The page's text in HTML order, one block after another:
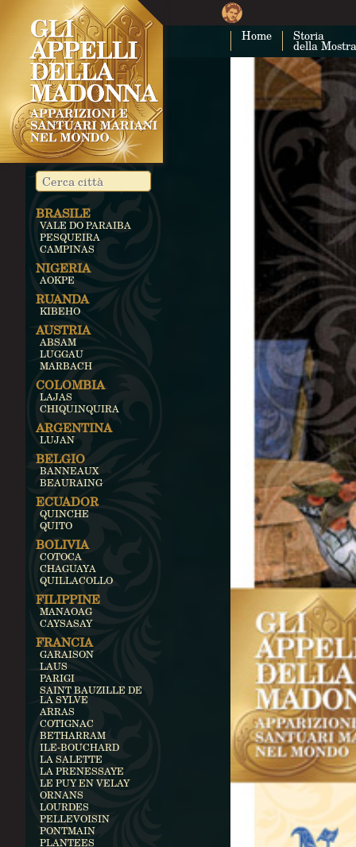
Home Storia
della Mostra
BRASILE
VALE DO PARAIBA
PESQUEIRA
CAMPINAS
NIGERIA
AOKPE
RUANDA
KIBEHO
AUSTRIA
ABSAM
LUGGAU
MARBACH
COLOMBIA
LAJAS
CHIQUINQUIRA
ARGENTINA
LUJAN
BELGIO
BANNEAUX
BEAURAING
ECUADOR
QUINCHE
QUITO
BOLIVIA
COTOCA
CHAGUAYA
QUILLACOLLO
FILIPPINE
MANAOAG
CAYSASAY
FRANCIA
GARAISON
LAUS
PARIGI
SAINT BAUZILLE DE
LA SYLVE
ARRAS
COTIGNAC
BETHARRAM
ILE-BOUCHARD
LA SALETTE
LA PRENESSAYE
LE PUY EN VELAY
ORNANS
LOURDES
PELLEVOISIN
PONTMAIN
PLANTEES